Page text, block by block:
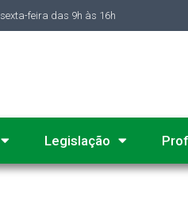
feira das 9h às 16h
Legislação